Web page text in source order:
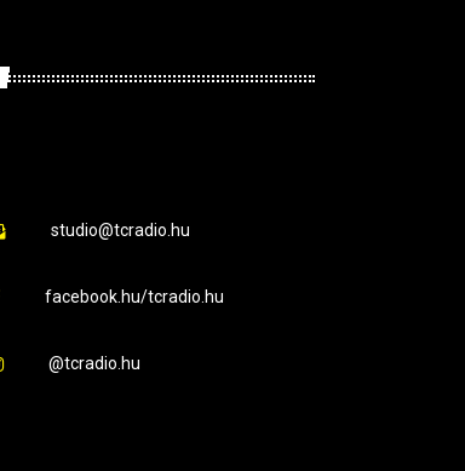
studio@tcradio.hu
facebook.hu/tcradio.hu
@tcradio.hu